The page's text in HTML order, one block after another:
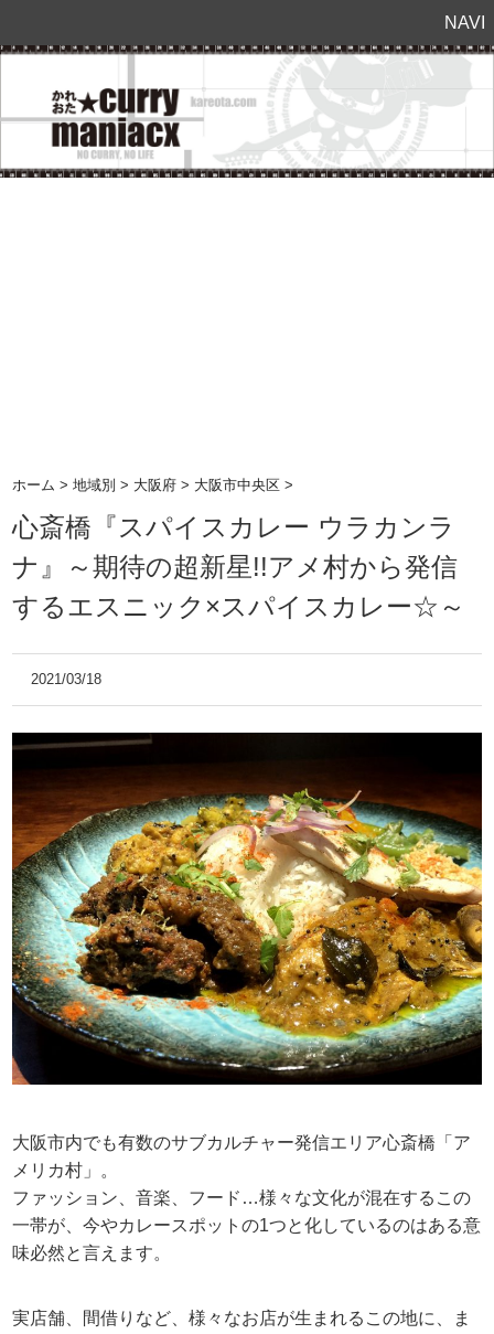
NAVI
ホーム >地域別 > 大阪府 > 大阪市中央区 >
心斎橋『スパイスカレー ウラカンラ
ナ』～期待の超新星!!アメ村から発信
するエスニック×スパイスカレー☆～
2021/03/18
大阪市内でも有数のサブカルチャー発信エリア心斎橋「ア
メリカ村」。
ファッション、音楽、フード…様々な文化が混在するこの
一帯が、今やカレースポットの1つと化しているのはある意
味必然と言えます。
実店舗、間借りなど、様々なお店が生まれるこの地に、ま